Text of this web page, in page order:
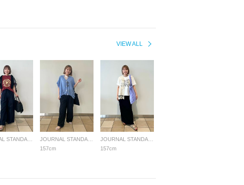
VIEW ALL
157cm
157cm